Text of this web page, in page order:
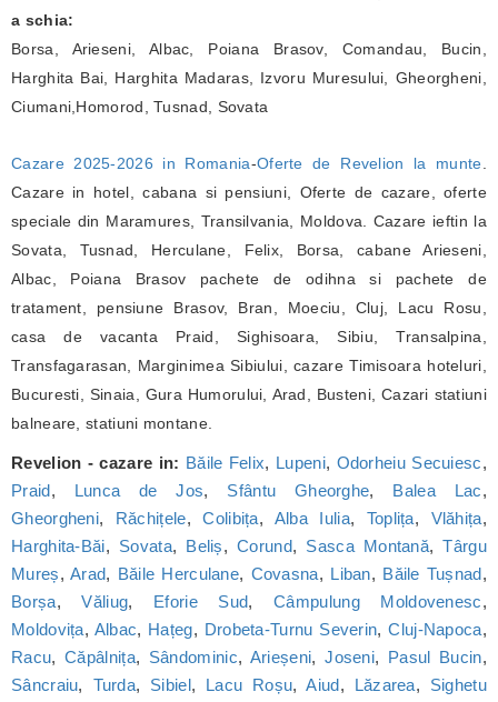
a schia:
Borsa, Arieseni, Albac, Poiana Brasov, Comandau, Bucin,
Harghita Bai, Harghita Madaras, Izvoru Muresului, Gheorgheni,
Ciumani,Homorod, Tusnad, Sovata
Cazare 2025-2026 in Romania-Oferte de Revelion la munte
Cazare in hotel, cabana si pensiuni, Oferte de cazare, oferte
speciale din Maramures, Transilvania, Moldova. Cazare ieftin la
Sovata, Tusnad, Herculane, Felix, Borsa, cabane Arieseni,
Albac, Poiana Brasov pachete de odihna si pachete de
tratament, pensiune Brasov, Bran, Moeciu, Cluj, Lacu Rosu,
casa de vacanta Praid, Sighisoara, Sibiu, Transalpina,
Transfagarasan, Marginimea Sibiului, cazare Timisoara hoteluri,
Bucuresti, Sinaia, Gura Humorului, Arad, Busteni, Cazari statiuni
balneare, statiuni montane.
Revelion - cazare in: Băile Felix, Lupeni, Odorheiu Secuiesc,
Praid, Lunca de Jos, Sfântu Gheorghe, Balea Lac,
Gheorgheni, Răchițele,Colibița, Alba Iulia, Toplița, Vlăhița,
Harghita-Băi, Sovata, Beliș,Corund, Sasca Montană,Târgu
Mureș, Arad, Băile Herculane, Covasna, Liban, Băile Tușnad,
Borșa,Văliug, Eforie Sud,Câmpulung Moldovenesc,
Moldovița, Albac, Hațeg, Drobeta-Turnu Severin,Cluj-Napoca,
Racu,Căpâlnița, Sândominic, Arieșeni,Joseni, Pasul Bucin,
Sâncraiu, Turda, Sibiel, Lacu Roșu,Aiud, Lăzarea, Sighetu